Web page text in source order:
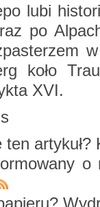
lubi
po
koło
XVI.
ten
o